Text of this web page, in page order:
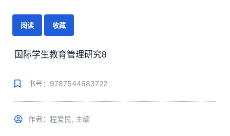
阅读 收藏
国际学生教育管理研究8
书号：9787544683722
作者：程爱民, 主编